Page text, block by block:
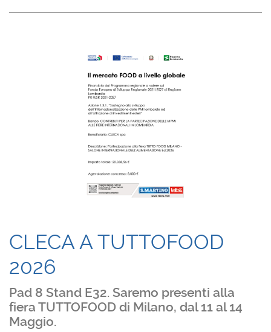
CLECA A TUTTOFOOD
2026
Pad 8 Stand E32. Saremo presenti alla
fiera TUTTOFOOD di Milano, dal 11 al 14
Maggio.